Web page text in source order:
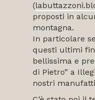
(
proposti in
montagna.
In particolare
questi ultimi
bellissima e
di Pietro” a
nostri